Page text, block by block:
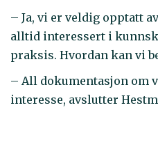
– Ja, vi er veldig opptatt
alltid interessert i
praksis. Hvordan kan vi
– All dokumentasjon om
interesse, avslutter